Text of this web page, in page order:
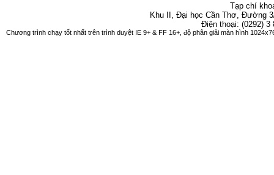
Tạp chí
Khu II, Đại học Cần Thơ, Đường
Điện thoại: (0292)
Chương trình chạy tốt nhất trên trình duyệt IE 9+ & FF 16+, độ phân giải màn hình